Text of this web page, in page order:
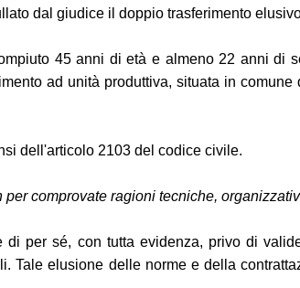
dal giudice il doppio trasferimento
45 anni di età e almeno 22 anni di
ad unità produttiva, situata in
dell'articolo 2103 del codice civile.
comprovate ragioni tecniche,
di per sé, con tutta evidenza, privo di
Tale elusione delle norme e della